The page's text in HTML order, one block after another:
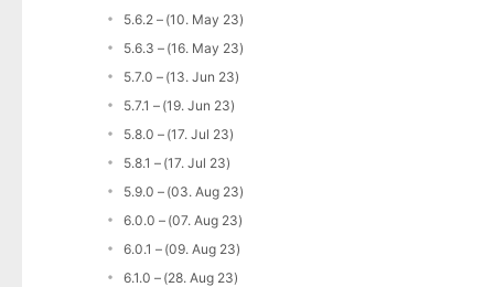
5.6.2 – (10. May 23)
5.6.3 – (16. May 23)
5.7.0 – (13. Jun 23)
5.7.1 – (19. Jun 23)
5.8.0 – (17. Jul 23)
5.8.1 – (17. Jul 23)
5.9.0 – (03. Aug 23)
6.0.0 – (07. Aug 23)
6.0.1 – (09. Aug 23)
6.1.0 – (28. Aug 23)